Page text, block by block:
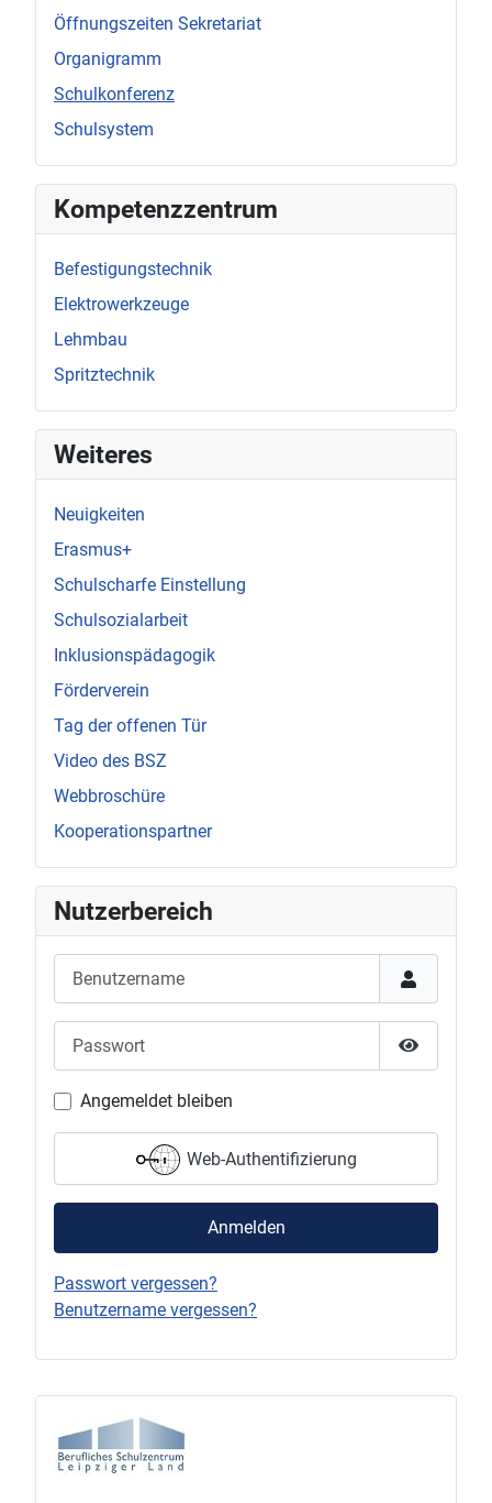
Öffnungszeiten Sekretariat
Organigramm
Schulkonferenz
Schulsystem
Kompetenzzentrum
Befestigungstechnik
Elektrowerkzeuge
Lehmbau
Spritztechnik
Weiteres
Neuigkeiten
Erasmus+
Schulscharfe Einstellung
Schulsozialarbeit
Inklusionspädagogik
Förderverein
Tag der offenen Tür
Video des BSZ
Webbroschüre
Kooperationspartner
Nutzerbereich
Passwort
Angemeldet bleiben
Web-Authentifizierung
Anmelden
Passwort vergessen?
Benutzername vergessen?